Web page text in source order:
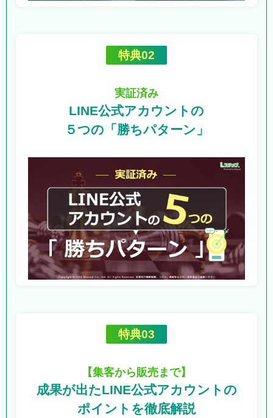
特典02
実証済み
LINE公式アカウントの
５つの「勝ちパターン」
特典03
【集客から販売まで】
成果が出たLINE公式アカウントの
ポイントを徹底解説